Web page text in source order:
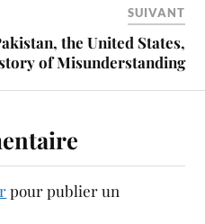
SUIVANT
the United States,
of Misunderstanding
pour publier un